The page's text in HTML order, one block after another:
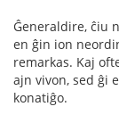
Ĝeneraldire, ĉiu
en ĝin ion
remarkas. Kaj
ajn vivon, sed ĝi
konatiĝo.